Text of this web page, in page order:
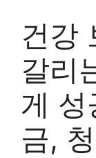
건강
갈리
게 성
금,